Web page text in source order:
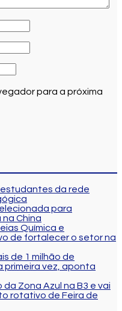
para a próxima
da rede
para
China
Química e
de fortalecer o setor na
de 1 milhão de
vez, aponta
Zona Azul na B3 e vai
rotativo de Feira de